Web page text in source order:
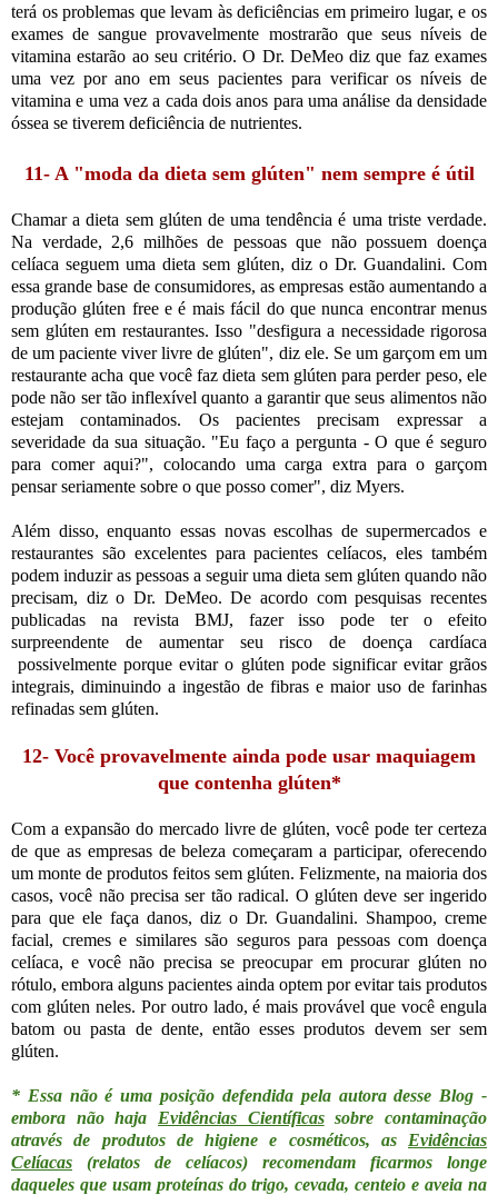
terá os problemas que levam às deficiências em primeiro lugar, e os
exames de sangue provavelmente mostrarão que seus níveis de
vitamina estarão ao seu critério. O Dr. DeMeo diz que faz exames
uma vez por ano em seus pacientes para verificar os níveis de
vitamina e uma vez a cada dois anos para uma análise da densidade
óssea se tiverem deficiência de nutrientes.
11- A "moda da dieta sem glúten" nem sempre é útil
Chamar a dieta sem glúten de uma tendência é uma triste verdade.
Na verdade, 2,6 milhões de pessoas que não possuem doença
celíaca seguem uma dieta sem glúten, diz o Dr. Guandalini. Com
essa grande base de consumidores, as empresas estão aumentando a
produção glúten free e é mais fácil do que nunca encontrar menus
sem glúten em restaurantes. Isso "desfigura a necessidade rigorosa
de um paciente viver livre de glúten", diz ele. Se um garçom em um
restaurante acha que você faz dieta sem glúten para perder peso, ele
pode não ser tão inflexível quanto a garantir que seus alimentos não
estejam contaminados. Os pacientes precisam expressar a
severidade da sua situação. "Eu faço a pergunta - O que é seguro
para comer aqui?", colocando uma carga extra para o garçom
pensar seriamente sobre o que posso comer", diz Myers.
Além disso, enquanto essas novas escolhas de supermercados e
restaurantes são excelentes para pacientes celíacos, eles também
podem induzir as pessoas a seguir uma dieta sem glúten quando não
precisam, diz o Dr. DeMeo. De acordo com pesquisas recentes
publicadas na revista BMJ, fazer isso pode ter o efeito
surpreendente de aumentar seu risco de doença cardíaca
possivelmente porque evitar o glúten pode significar evitar grãos
integrais, diminuindo a ingestão de fibras e maior uso de farinhas
refinadas sem glúten.
12- Você provavelmente ainda pode usar maquiagem
que contenha glúten*
Com a expansão do mercado livre de glúten, você pode ter certeza
de que as empresas de beleza começaram a participar, oferecendo
um monte de produtos feitos sem glúten. Felizmente, na maioria dos
casos, você não precisa ser tão radical. O glúten deve ser ingerido
para que ele faça danos, diz o Dr. Guandalini. Shampoo, creme
facial, cremes e similares são seguros para pessoas com doença
celíaca, e você não precisa se preocupar em procurar glúten no
rótulo, embora alguns pacientes ainda optem por evitar tais produtos
com glúten neles. Por outro lado, é mais provável que você engula
batom ou pasta de dente, então esses produtos devem ser sem
glúten.
* Essa não é uma posição defendida pela autora desse Blog -
embora não haja Evidências Científicassobre contaminação
através de produtos de higiene e cosméticos, as Evidências
Celíacas (relatos de celíacos) recomendam ficarmos longe
daqueles que usam proteínas do trigo, cevada, centeio e aveia na